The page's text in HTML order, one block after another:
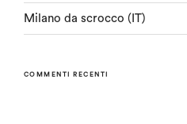
Milano da scrocco (IT)
COMMENTI RECENTI